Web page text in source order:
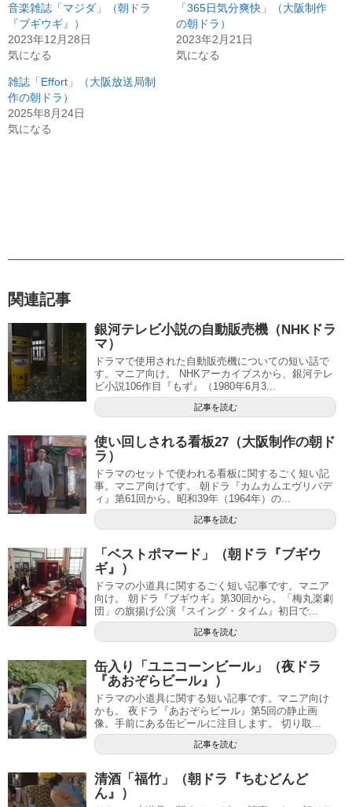
音楽雑誌「マジダ」（朝ドラ
『ブギウギ』）
2023年12月28日
気になる
「365日気分爽快」（大阪制作
の朝ドラ）
2023年2月21日
気になる
雑誌「Effort」（大阪放送局制
作の朝ドラ）
2025年8月24日
気になる
関連記事
銀河テレビ小説の自動販売機（NHKドラ
マ）
ドラマで使用された自動販売機についての短い話で
す。マニア向け。 NHKアーカイブスから、銀河テレ
ビ小説106作目『もず』（1980年6月3...
記事を読む
使い回しされる看板27（大阪制作の朝ド
ラ）
ドラマのセットで使われる看板に関するごく短い記
事。マニア向けです。 朝ドラ『カムカムエヴリバデ
ィ』第61回から。昭和39年（1964年）の...
記事を読む
「ベストポマード」（朝ドラ『ブギウ
ギ』）
ドラマの小道具に関するごく短い記事です。マニア
向け。 朝ドラ『ブギウギ』第30回から。「梅丸楽劇
団」の旗揚げ公演『スイング・タイム』初日で...
記事を読む
缶入り「ユニコーンビール」（夜ドラ
『あおぞらビール』）
ドラマの小道具に関する短い記事です。マニア向け
かも。 夜ドラ『あおぞらビール』第5回の静止画
像。手前にある缶ビールに注目します。 切り取...
記事を読む
清酒「福竹」（朝ドラ『ちむどんど
ん』）